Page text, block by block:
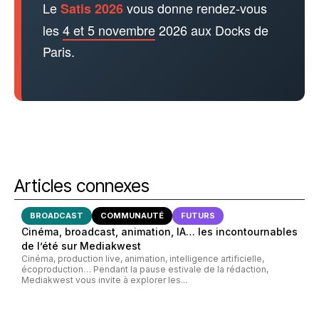
LeSatis 2026vous donne rendez-vous
les4 et 5 novembre2026 aux Docks de
Paris.
Articles connexes
BROADCAST COMMUNAUTÉ FUTURS
Cinéma, broadcast, animation, IA… les incontournables
de l’été sur Mediakwest
Cinéma, production live, animation, intelligence artificielle,
écoproduction… Pendant la pause estivale de la rédaction,
Mediakwest vous invite à explorer les...